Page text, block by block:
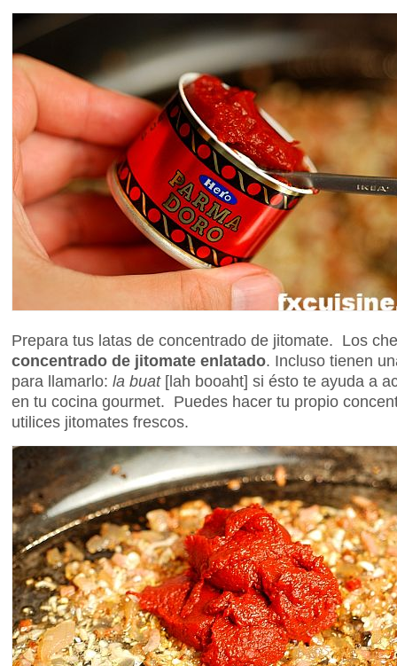
Prepara tus latas de concentrado de jitomate. Los
concentrado de jitomate enlatado. Incluso tienen
para llamarlo: la buat[lah booaht] si ésto te ayuda a
en tu cocina gourmet. Puedes hacer tu propio
utilices jitomates frescos.